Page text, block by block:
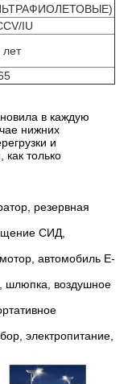
IU
лет
в каждую
нижних
и
как только
резервная
СИД,
автомобиль E-
шлюпка, воздушное
электропитание,